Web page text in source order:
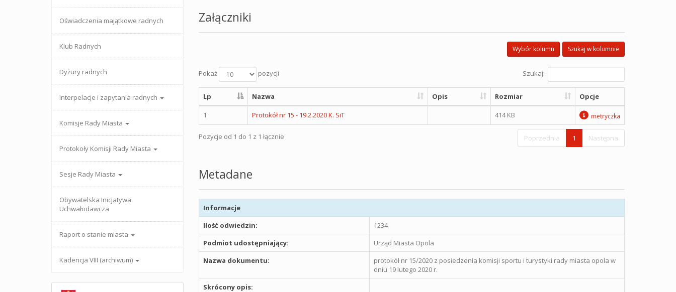
Oświadczenia majątkowe radnych
Klub Radnych
Dyżury radnych
Interpelacje i zapytania radnych
Komisje Rady Miasta
Protokoły Komisji Rady Miasta
Sesje Rady Miasta
Obywatelska Inicjatywa
Uchwałodawcza
Raport o stanie miasta
Kadencja VIII (archiwum)
Załączniki
Szukaj w kolumnie
Wybór kolumn
Pokaż pozycji Szukaj:
Lp Nazwa Opis Rozmiar Opcje
1 Protokół nr 15 - 19.2.2020 K. SiT 414 KB metryczka
Pozycje od 1 do 1 z 1 łącznie Poprzednia 1 Następna
Metadane
Informacje
Ilość odwiedzin:
1234
Podmiot udostępniający:
Urząd Miasta Opola
Nazwa dokumentu:
protokół nr 15/2020 z posiedzenia komisji sportu i turystyki rady miasta opola w
dniu 19 lutego 2020 r.
Skrócony opis: